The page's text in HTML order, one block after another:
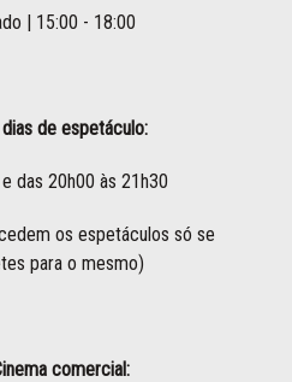
| 15:00 - 18:00
de espetáculo:
das 20h00 às 21h30
os espetáculos só se
para o mesmo)
comercial: